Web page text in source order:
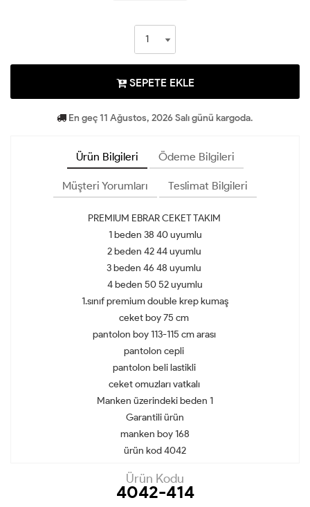
SEPETE EKLE
En geç 11 Ağustos, 2026 Salı günü kargoda.
Ürün Bilgileri Ödeme Bilgileri
Müşteri Yorumları Teslimat Bilgileri
PREMIUM EBRAR CEKET TAKIM
1 beden 38 40 uyumlu
2 beden 42 44 uyumlu
3 beden 46 48 uyumlu
4 beden 50 52 uyumlu
1.sınıf premium double krep kumaş
ceket boy 75 cm
pantolon boy 113-115 cm arası
pantolon cepli
pantolon beli lastikli
ceket omuzları vatkalı
Manken üzerindeki beden 1
Garantili ürün
manken boy 168
ürün kod 4042
Ürün Kodu
4042-414